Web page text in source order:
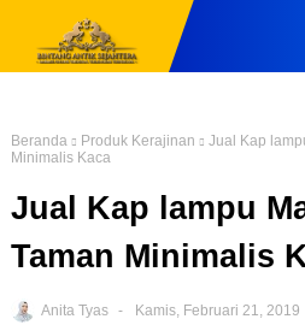
Beranda Produk Kerajinan
Jual Kap
Minimalis Kaca
Jual Kap lampu
Taman Minimalis
Anita Tyas Kamis, Februari 21, 2019